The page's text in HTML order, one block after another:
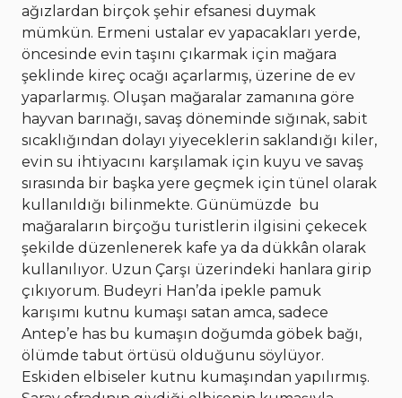
ağızlardan birçok şehir efsanesi duymak
mümkün. Ermeni ustalar ev yapacakları yerde,
öncesinde evin taşını çıkarmak için mağara
şeklinde kireç ocağı açarlarmış, üzerine de ev
yaparlarmış. Oluşan mağaralar zamanına göre
hayvan barınağı, savaş döneminde sığınak, sabit
sıcaklığından dolayı yiyeceklerin saklandığı kiler,
evin su ihtiyacını karşılamak için kuyu ve savaş
sırasında bir başka yere geçmek için tünel olarak
kullanıldığı bilinmekte. Günümüzde bu
mağaraların birçoğu turistlerin ilgisini çekecek
şekilde düzenlenerek kafe ya da dükkân olarak
kullanılıyor. Uzun Çarşı üzerindeki hanlara girip
çıkıyorum. Budeyri Han’da ipekle pamuk
karışımı kutnu kumaşı satan amca, sadece
Antep’e has bu kumaşın doğumda göbek bağı,
ölümde tabut örtüsü olduğunu söylüyor.
Eskiden elbiseler kutnu kumaşından yapılırmış.